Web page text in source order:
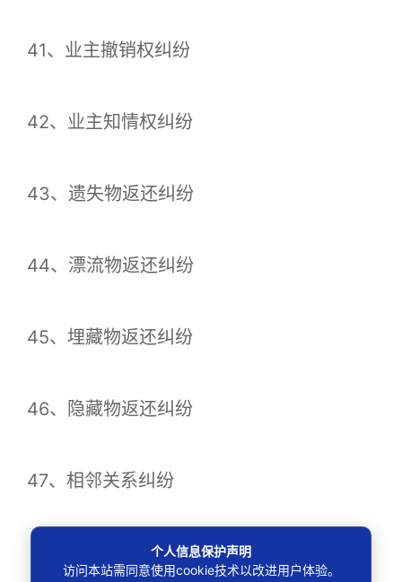
41、业主撤销权纠纷
42、业主知情权纠纷
43、遗失物返还纠纷
44、漂流物返还纠纷
45、埋藏物返还纠纷
46、隐藏物返还纠纷
47、相邻关系纠纷
（1）相邻用水、排水纠纷
个人信息保护声明
访问本站需同意使用cookie技术以改进用户体验。